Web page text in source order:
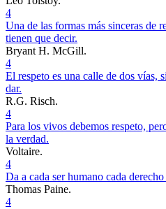
4
Una de las formas más sinceras de
tienen que decir.
Bryant H. McGill.
4
El respeto es una calle de dos vías,
dar.
R.G. Risch.
4
Para los vivos debemos respeto,
la verdad.
Voltaire.
4
Da a cada ser humano cada
Thomas Paine.
4